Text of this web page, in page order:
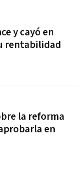
y cayó en
rentabilidad
la reforma
en